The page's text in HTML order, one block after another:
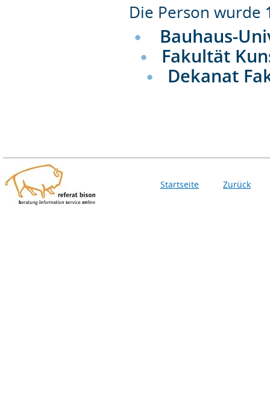
Die Person wurde
Bauhaus-
Fakultät
Dekanat
Startseite Zurück